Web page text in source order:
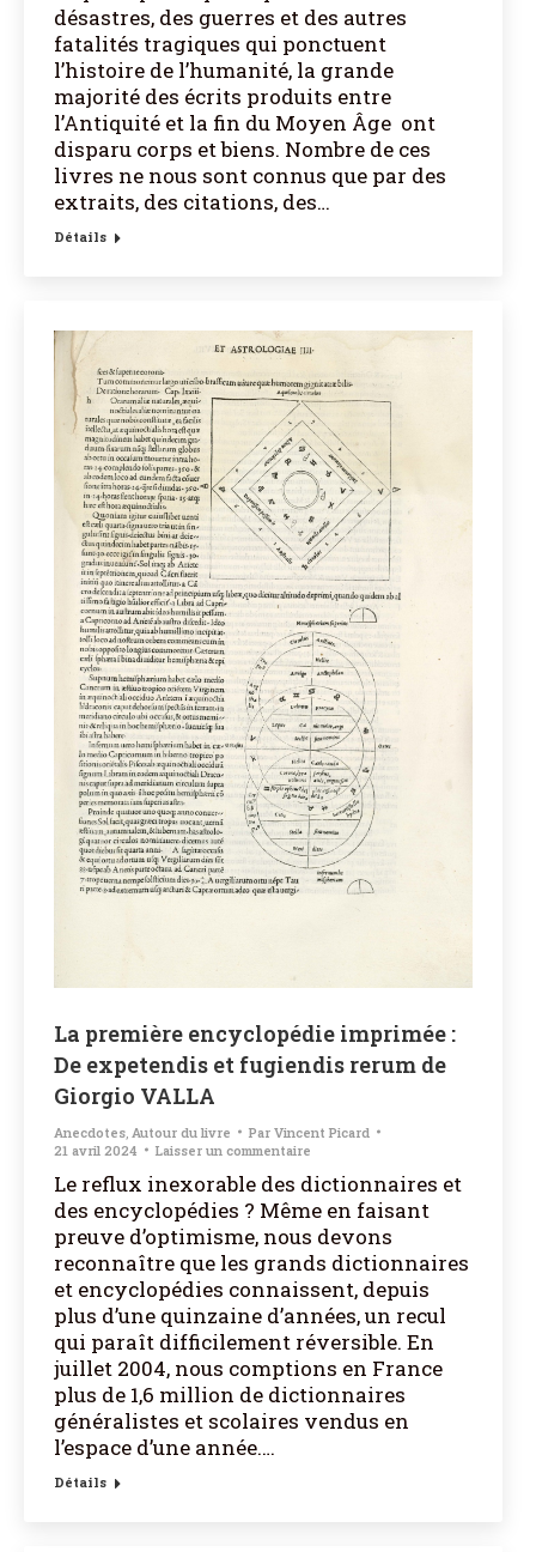
désastres, des guerres et des autres
fatalités tragiques qui ponctuent
l’histoire de l’humanité, la grande
majorité des écrits produits entre
l’Antiquité et la fin du Moyen Âge ont
disparu corps et biens. Nombre de ces
livres ne nous sont connus que par des
extraits, des citations, des…
Détails
La première encyclopédie imprimée :
De expetendis et fugiendis rerum de
Giorgio VALLA
Anecdotes Autour du livre Par Vincent Picard
21 avril 2024
Laisser un commentaire
Le reflux inexorable des dictionnaires et
des encyclopédies ? Même en faisant
preuve d’optimisme, nous devons
reconnaître que les grands dictionnaires
et encyclopédies connaissent, depuis
plus d’une quinzaine d’années, un recul
qui paraît difficilement réversible. En
juillet 2004, nous comptions en France
plus de 1,6 million de dictionnaires
généralistes et scolaires vendus en
l’espace d’une année.…
Détails